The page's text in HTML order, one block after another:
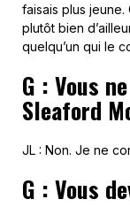
faisais plus jeune.
plutôt bien
quelqu’un qui le
G : Vous
Sleaford
JL : Non. Je ne
G : Vous